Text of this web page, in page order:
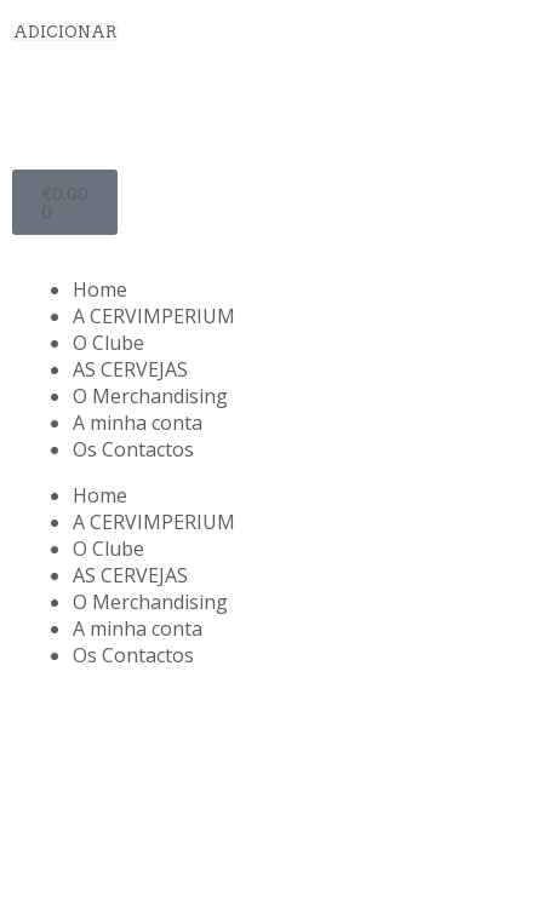
ADICIONAR
€0.00
0
Home
A CERVIMPERIUM
O Clube
AS CERVEJAS
O Merchandising
A minha conta
Os Contactos
Home
A CERVIMPERIUM
O Clube
AS CERVEJAS
O Merchandising
A minha conta
Os Contactos